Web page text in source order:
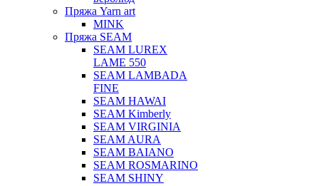
Пряжа Yarn art
MINK
Пряжа SEAM
SEAM LUREX
LAME 550
SEAM LAMBADA
FINE
SEAM HAWAI
SEAM Kimberly
SEAM VIRGINIA
SEAM AURA
SEAM BAIANO
SEAM ROSMARINO
SEAM SHINY